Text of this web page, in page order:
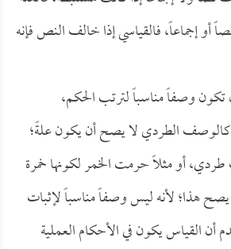
أو إجماعاً، فالقياسي إذا خالف النص فإنه
وصفاً مناسباً لترتب الحكم،
الطردي لا يصح أن يكون علةً؛
أو مثلاً حرمت الخمر لكونها خمرة
هذا؛ لأنه ليس وصفاً مناسباً لإثبات
أن القياس يكون في الأحكام العملية